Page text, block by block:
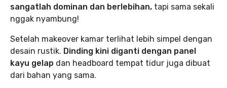
sangatlah dominan dan berlebihan, tapi sama sekali
nggak nyambung!
Setelah makeover kamar terlihat lebih simpel dengan
desain rustik. Dinding kini diganti dengan panel
kayu gelap dan headboard tempat tidur juga dibuat
dari bahan yang sama.